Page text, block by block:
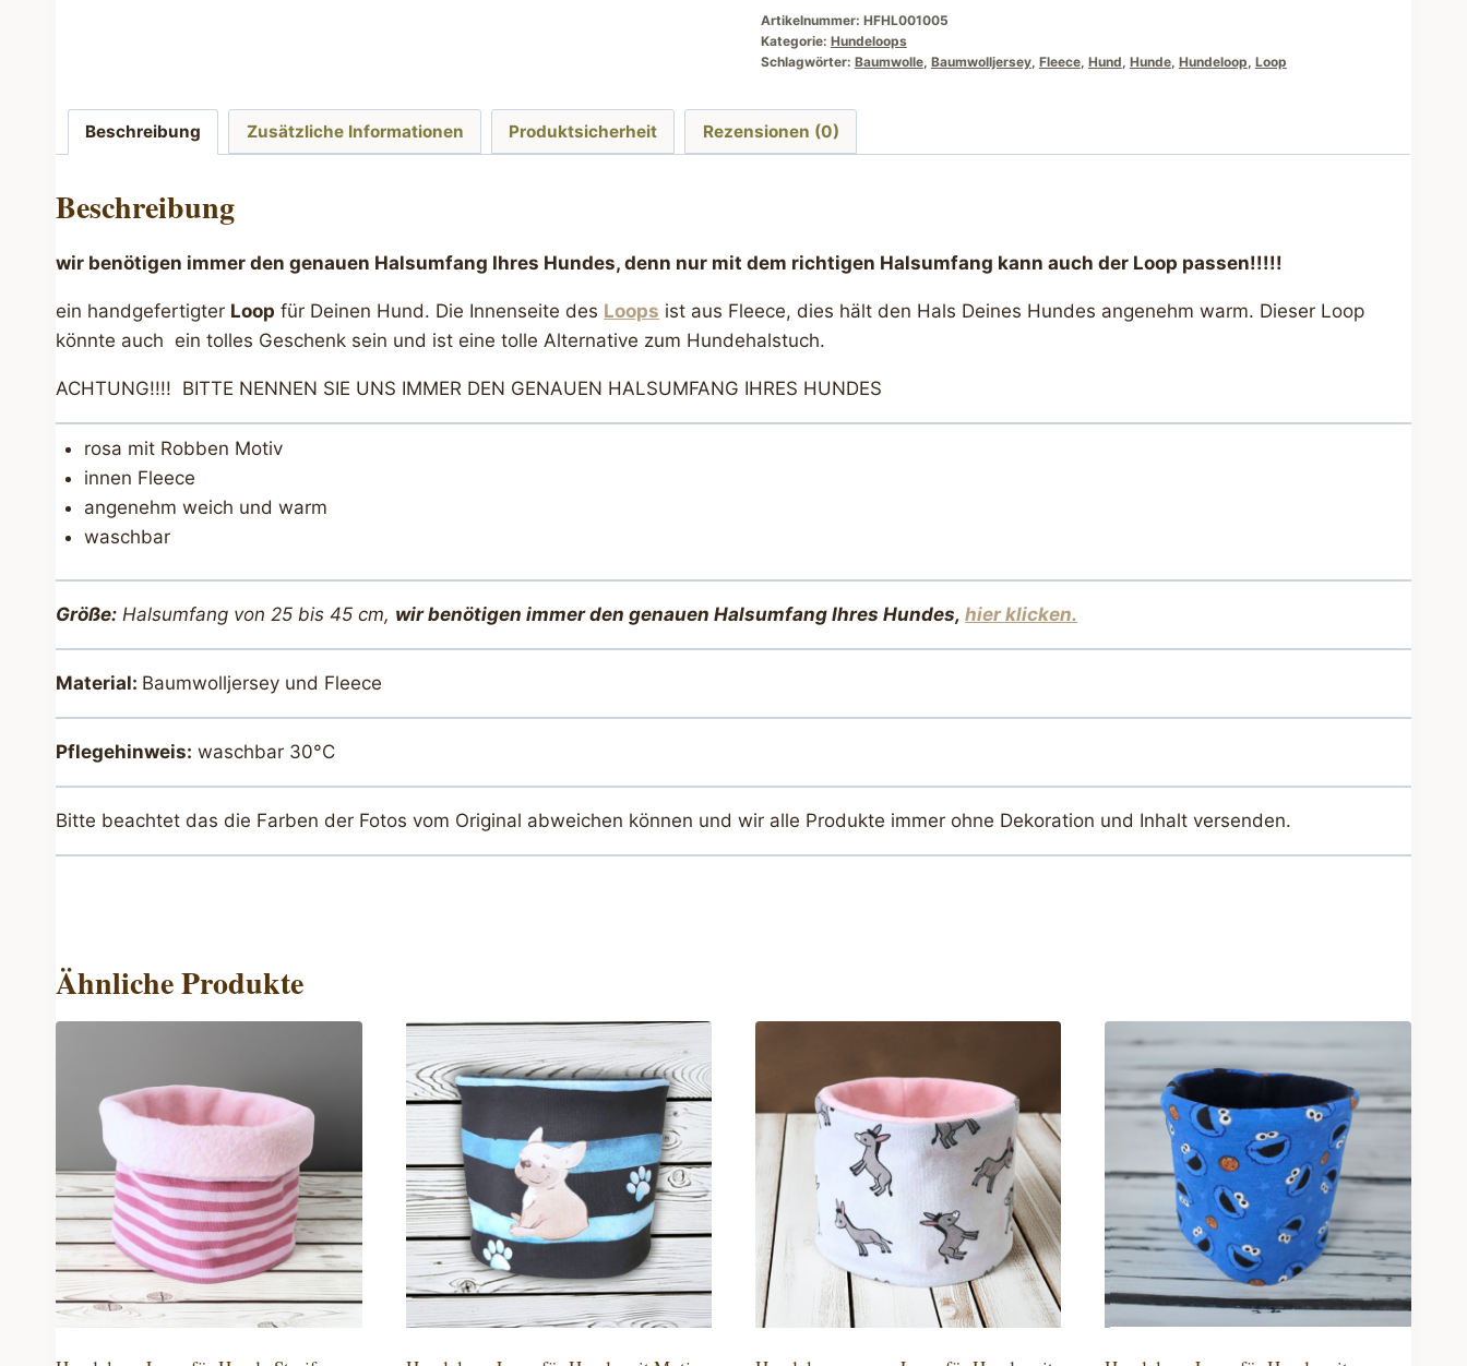
Artikelnummer: HFHL001005
Kategorie: Hundeloops
Schlagwörter: Baumwolle, Baumwolljersey, Fleece, Hund, Hunde, Hundeloop, Loop
Beschreibung Zusätzliche Informationen Produktsicherheit Rezensionen (0)
Beschreibung
wir benötigen immer den genauen Halsumfang Ihres Hundes, denn nur mit dem richtigen Halsumfang kann auch der Loop passen!!!!!
ein handgefertigter Loop für Deinen Hund. Die Innenseite des Loops ist aus Fleece, dies hält den Hals Deines Hundes angenehm warm. Dieser Loop
könnte auch ein tolles Geschenk sein und ist eine tolle Alternative zum Hundehalstuch.
ACHTUNG!!!! BITTE NENNEN SIE UNS IMMER DEN GENAUEN HALSUMFANG IHRES HUNDES
rosa mit Robben Motiv
innen Fleece
angenehm weich und warm
waschbar
Größe: Halsumfang von 25 bis 45 cm, wir benötigen immer den genauen Halsumfang Ihres Hundes,hier klicken.
Material: Baumwolljersey und Fleece
Pflegehinweis: waschbar 30°C
Bitte beachtet das die Farben der Fotos vom Original abweichen können und wir alle Produkte immer ohne Dekoration und Inhalt versenden.
Ähnliche Produkte